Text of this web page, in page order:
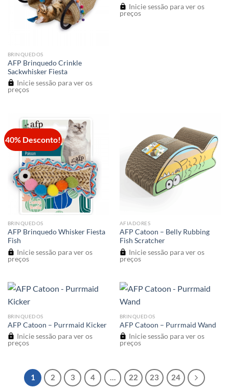
BRINQUEDOS
AFP Brinquedo Crinkle
Sackwhisker Fiesta
Inicie sessão para ver os
preços
Inicie sessão para ver os
preços
40% Desconto!
BRINQUEDOS
AFP Brinquedo Whisker Fiesta
Fish
Inicie sessão para ver os
preços
AFIADORES
AFP Catoon – Belly Rubbing
Fish Scratcher
Inicie sessão para ver os
preços
BRINQUEDOS
AFP Catoon – Purrmaid Kicker
Inicie sessão para ver os
preços
BRINQUEDOS
AFP Catoon – Purrmaid Wand
Inicie sessão para ver os
preços
1 2 3 4 … 22 23 24